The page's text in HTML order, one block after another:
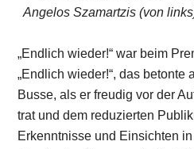
Angelos Szamartzis (von
„Endlich wieder!“ war beim
„Endlich wieder!“, das betonte
Busse, als er freudig vor der
trat und dem reduzierten
Erkenntnisse und Einsichten